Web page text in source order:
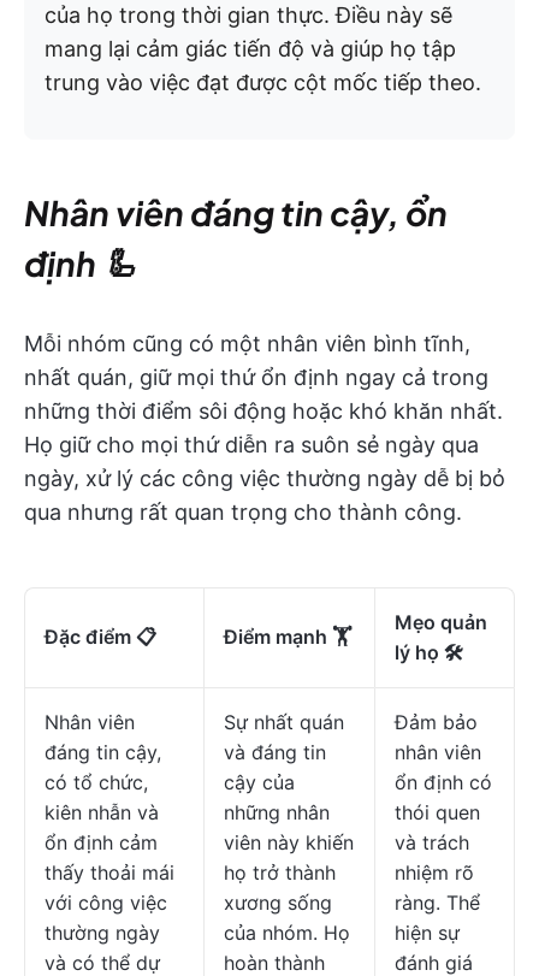
của họ trong thời gian thực. Điều này sẽ
mang lại cảm giác tiến độ và giúp họ tập
trung vào việc đạt được cột mốc tiếp theo.
Nhân viên đáng tin cậy, ổn
định 🦾
Mỗi nhóm cũng có một nhân viên bình tĩnh,
nhất quán, giữ mọi thứ ổn định ngay cả trong
những thời điểm sôi động hoặc khó khăn nhất.
Họ giữ cho mọi thứ diễn ra suôn sẻ ngày qua
ngày, xử lý các công việc thường ngày dễ bị bỏ
qua nhưng rất quan trọng cho thành công.
Đặc điểm 📋 Điểm mạnh 🏋
Mẹo quản
lý họ 🛠️
Nhân viên
đáng tin cậy,
có tổ chức,
kiên nhẫn và
ổn định cảm
thấy thoải mái
với công việc
thường ngày
và có thể dự
Sự nhất quán
và đáng tin
cậy của
những nhân
viên này khiến
họ trở thành
xương sống
của nhóm. Họ
hoàn thành
Đảm bảo
nhân viên
ổn định có
thói quen
và trách
nhiệm rõ
ràng. Thể
hiện sự
đánh giá